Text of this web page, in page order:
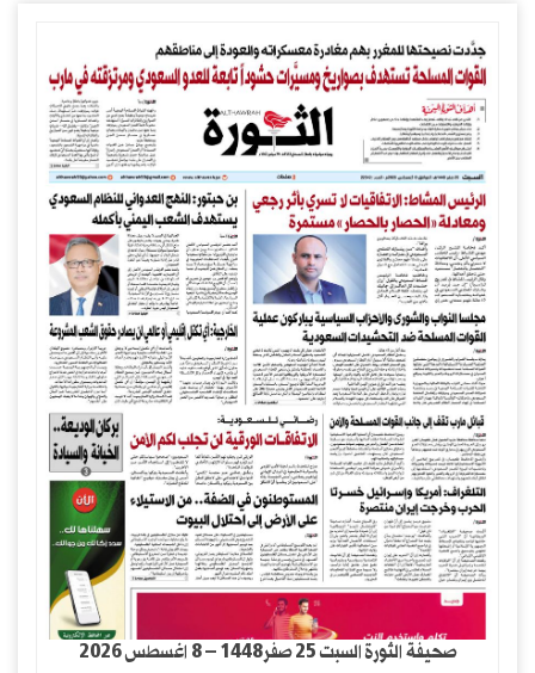
صحيفة الثورة السبت 25 صفر1448 – 8 اغسطس 2026